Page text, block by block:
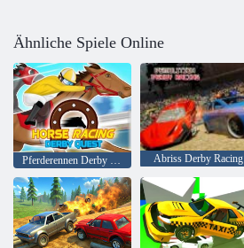
Ähnliche Spiele Online
Pferderennen Derby Quest Abriss Derby Racing